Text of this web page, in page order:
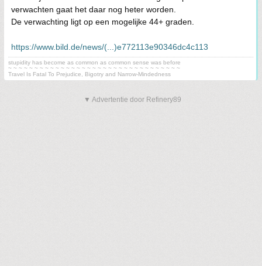
verwachten gaat het daar nog heter worden.
De verwachting ligt op een mogelijke 44+ graden.
https://www.bild.de/news/(...)e772113e90346dc4c113
stupidity has become as common as common sense was before
~ ~ ~ ~ ~ ~ ~ ~ ~ ~ ~ ~ ~ ~ ~ ~ ~ ~ ~ ~ ~ ~ ~ ~ ~ ~ ~ ~ ~ ~ ~ ~ ~
Travel Is Fatal To Prejudice, Bigotry and Narrow-Mindedness
▼ Advertentie door Refinery89